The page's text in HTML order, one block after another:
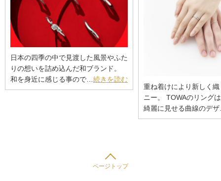
日本の四季の中で見渡した風景やふた
りの想いを詰め込んだ和ブランド。
和を身近に感じる事ので… 続きを読む
重ね着けにより新しく
ニー。 TOWAのリング
綺麗に見せる曲線のデ
ページトップ